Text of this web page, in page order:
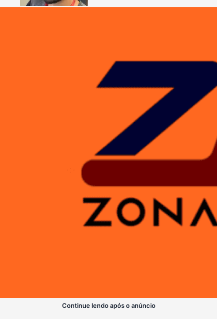
Continue lendo após o anúncio